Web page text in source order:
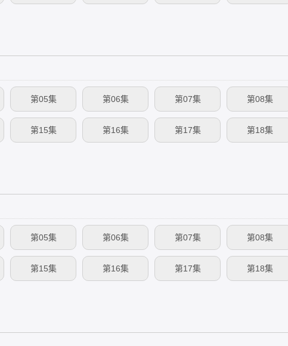
第05集 第06集 第07集 第08集
第15集 第16集 第17集 第18集
第05集 第06集 第07集 第08集
第15集 第16集 第17集 第18集